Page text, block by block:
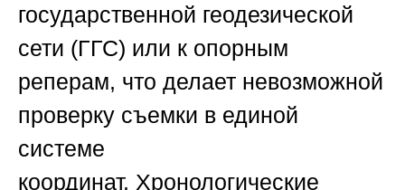
государственной геодезической
сети (ГГС) или к опорным
реперам, что делает невозможной
проверку съемки в единой
системе
координат. Хронологические